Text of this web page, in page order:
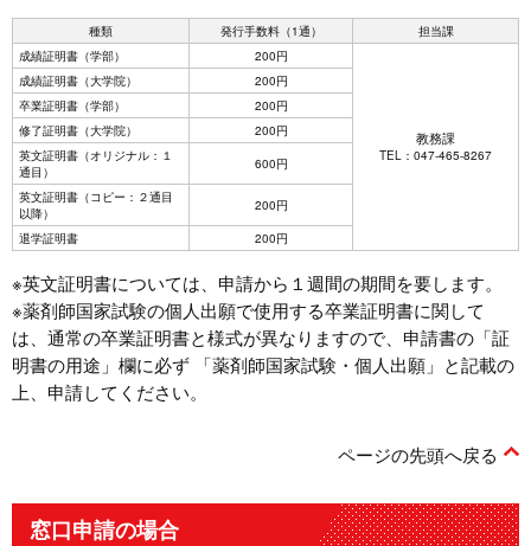
種類 発行手数料（1通）
担当課
成績証明書（学部）
200円
教務課
TEL：047-465-8267
成績証明書（大学院）
200円
卒業証明書（学部）
200円
修了証明書（大学院）
200円
英文証明書（オリジナル：１
通目）
600円
英文証明書（コピー：２通目
以降）
200円
退学証明書
200円
※英文証明書については、申請から１週間の期間を要します。
※薬剤師国家試験の個人出願で使用する卒業証明書に関して
は、通常の卒業証明書と様式が異なりますので、申請書の「証
明書の用途」欄に必ず 「薬剤師国家試験・個人出願」と記載の
上、申請してください。
ページの先頭へ戻る
窓口申請の場合